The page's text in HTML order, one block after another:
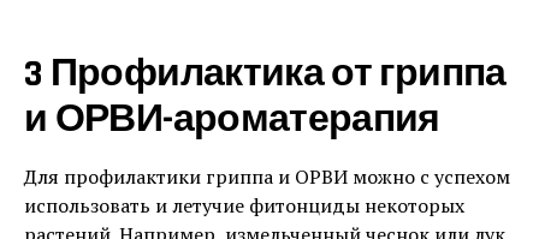
3 Профилактика от гриппа
и ОРВИ-ароматерапия
Для профилактики гриппа и ОРВИ можно с успехом
использовать и летучие фитонциды некоторых